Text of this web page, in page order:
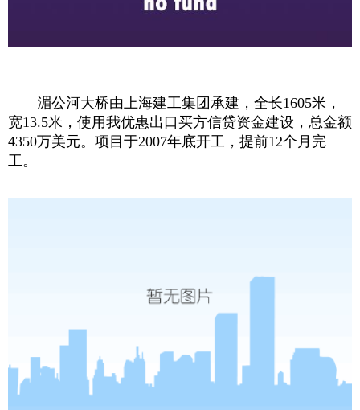
湄公河大桥由上海建工集团承建，全长1605米，
宽13.5米，使用我优惠出口买方信贷资金建设，总金额
4350万美元。项目于2007年底开工，提前12个月完
工。